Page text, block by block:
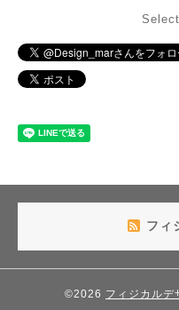
フィ
©2026 フィジカルデ